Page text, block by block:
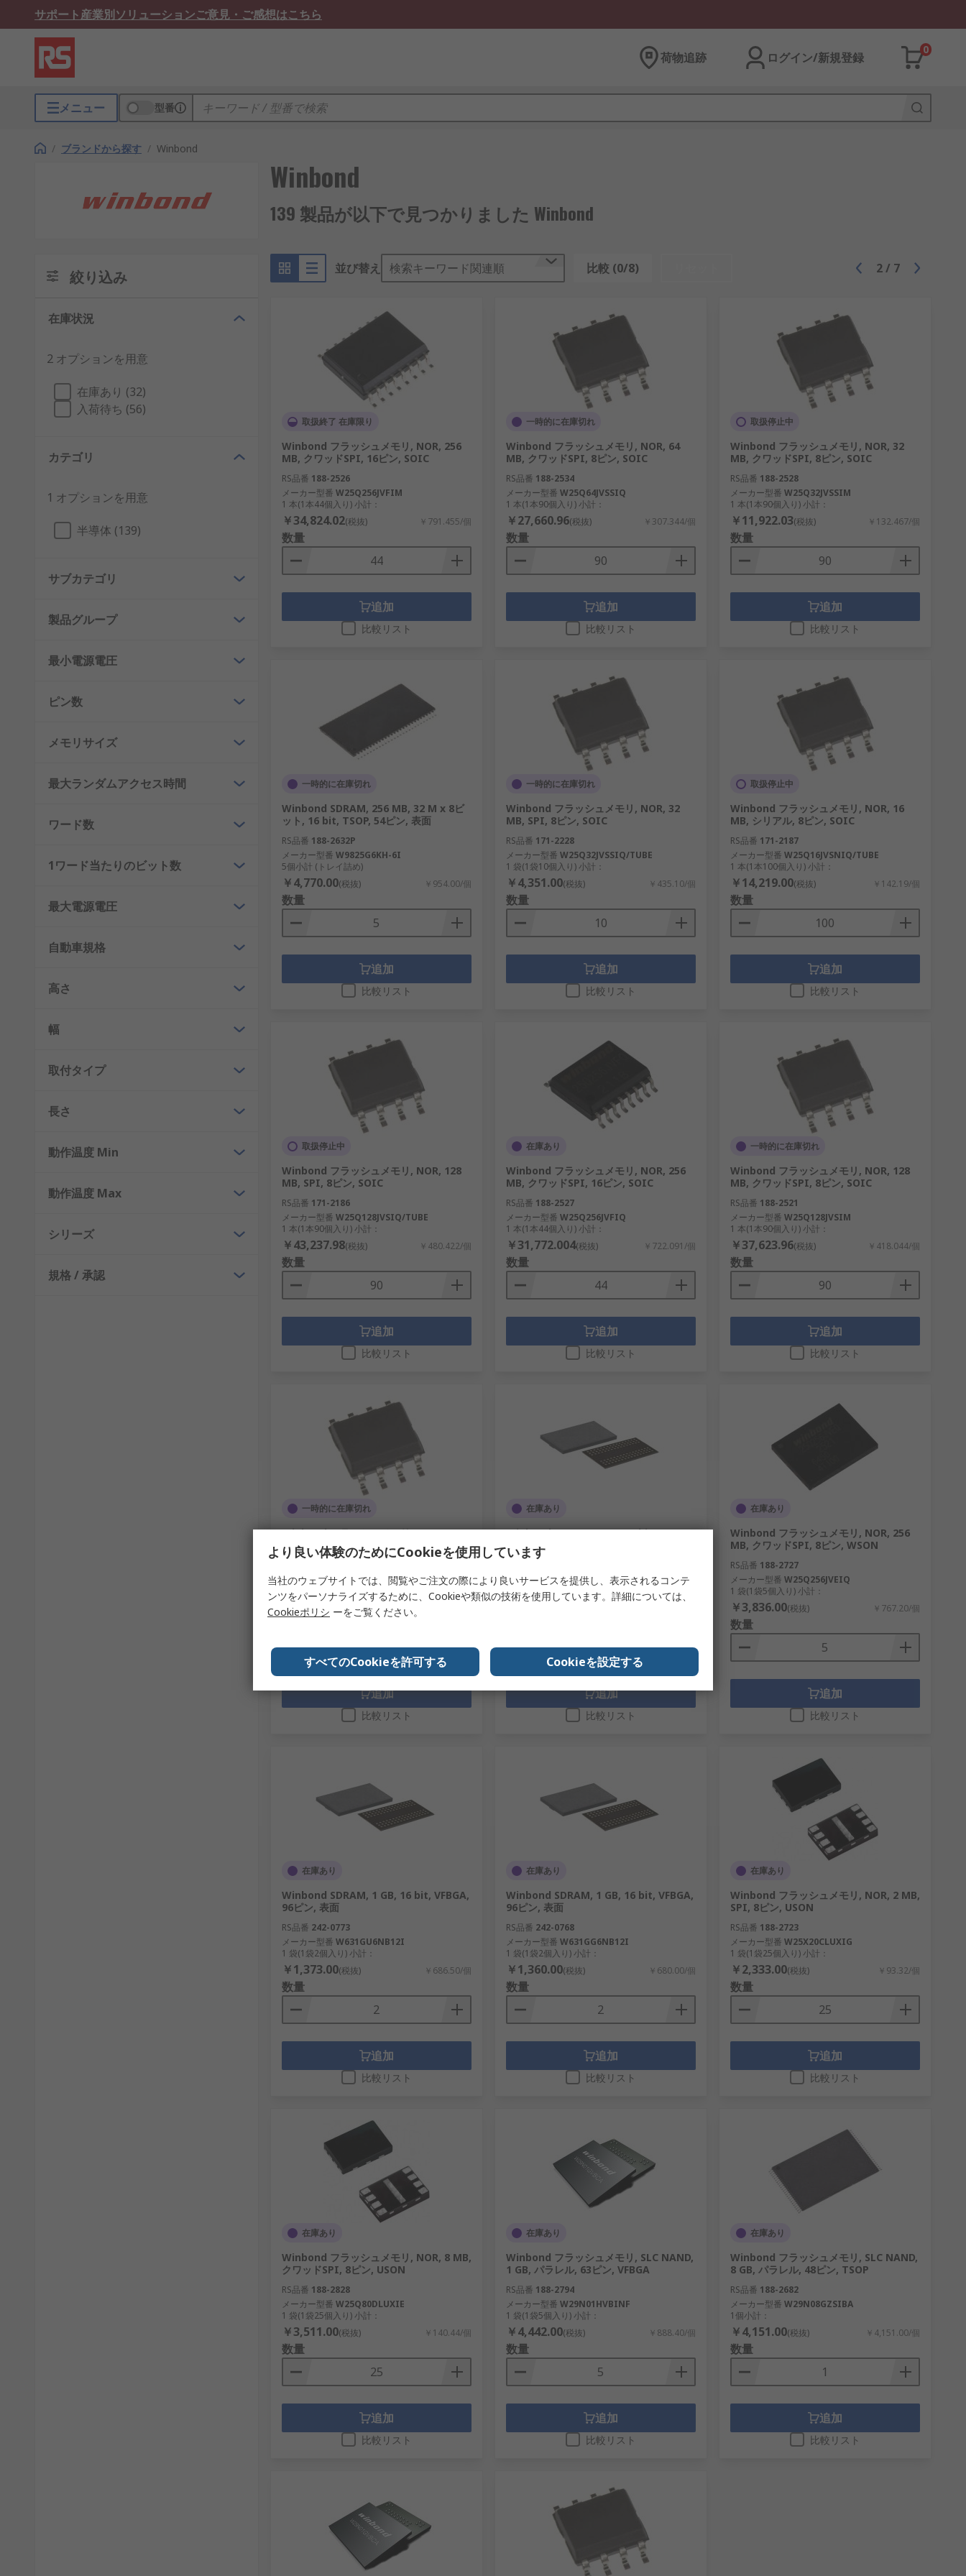
サポート産業別ソリューションご意見・ご感想はこちら
荷物追跡 ログイン/新規登録
0
メニュー 型番
/ ブランドから探す / Winbond
Winbond
139 製品が以下で見つかりました Winbond
絞り込み
在庫状況
2 オプションを用意
在庫あり (32)
入荷待ち (56)
カテゴリ
1 オプションを用意
半導体 (139)
サブカテゴリ
製品グループ
最小電源電圧
ピン数
メモリサイズ
最大ランダムアクセス時間
ワード数
1ワード当たりのビット数
最大電源電圧
自動車規格
高さ
幅
取付タイプ
長さ
動作温度 Min
動作温度 Max
シリーズ
規格 / 承認
並び替え 検索キーワード関連順 比較 (0/8) 2/ 7
取扱終了 在庫限り
Winbond フラッシュメモリ, NOR, 256
MB, クワッドSPI, 16ピン, SOIC
RS品番 188-2526
メーカー型番 W25Q256JVFIM
1 本(1本44個入り) 小計：
￥34,824.02(税抜) ￥791.455/個
数量
追加
比較リスト
一時的に在庫切れ
Winbond フラッシュメモリ, NOR, 64
MB, クワッドSPI, 8ピン, SOIC
RS品番 188-2534
メーカー型番 W25Q64JVSSIQ
1 本(1本90個入り) 小計：
￥27,660.96(税抜) ￥307.344/個
数量
追加
比較リスト
取扱停止中
Winbond フラッシュメモリ, NOR, 32
MB, クワッドSPI, 8ピン, SOIC
RS品番 188-2528
メーカー型番 W25Q32JVSSIM
1 本(1本90個入り) 小計：
￥11,922.03(税抜) ￥132.467/個
数量
追加
比較リスト
一時的に在庫切れ
Winbond SDRAM, 256 MB, 32 M x 8ビ
ット, 16 bit, TSOP, 54ピン, 表面
RS品番 188-2632P
メーカー型番 W9825G6KH-6I
5個小計 (トレイ詰め)
￥4,770.00(税抜) ￥954.00/個
数量
追加
比較リスト
一時的に在庫切れ
Winbond フラッシュメモリ, NOR, 32
MB, SPI, 8ピン, SOIC
RS品番 171-2228
メーカー型番 W25Q32JVSSIQ/TUBE
1 袋(1袋10個入り) 小計：
￥4,351.00(税抜) ￥435.10/個
数量
追加
比較リスト
取扱停止中
Winbond フラッシュメモリ, NOR, 16
MB, シリアル, 8ピン, SOIC
RS品番 171-2187
メーカー型番 W25Q16JVSNIQ/TUBE
1 本(1本100個入り) 小計：
￥14,219.00(税抜) ￥142.19/個
数量
追加
比較リスト
取扱停止中
Winbond フラッシュメモリ, NOR, 128
MB, SPI, 8ピン, SOIC
RS品番 171-2186
メーカー型番 W25Q128JVSIQ/TUBE
1 本(1本90個入り) 小計：
￥43,237.98(税抜) ￥480.422/個
数量
追加
比較リスト
在庫あり
Winbond フラッシュメモリ, NOR, 256
MB, クワッドSPI, 16ピン, SOIC
RS品番 188-2527
メーカー型番 W25Q256JVFIQ
1 本(1本44個入り) 小計：
￥31,772.004(税抜) ￥722.091/個
数量
追加
比較リスト
一時的に在庫切れ
Winbond フラッシュメモリ, NOR, 128
MB, クワッドSPI, 8ピン, SOIC
RS品番 188-2521
メーカー型番 W25Q128JVSIM
1 本(1本90個入り) 小計：
￥37,623.96(税抜) ￥418.044/個
数量
追加
比較リスト
一時的に在庫切れ
Winbond フラッシュメモリ, NOR, 16
MB, シリアル, 8ピン, SOIC
メーカー型番W25Q16JVSSIQ/TUBE
1 本(1本90個入り) 小計：
￥21,843.99(税抜)
追加
比較リスト
在庫あり
Winbond SDRAM, 1 GB, 16 bit, VFBGA,
78ピン, 表面
メーカー型番 W631GG8NB12I
1 袋(1袋2個入り) 小計：
￥1,407.00
追加
比較リスト
在庫あり
Winbond フラッシュメモリ, NOR, 256
MB, クワッドSPI, 8ピン, WSON
RS品番 188-2727
メーカー型番 W25Q256JVEIQ
1 袋(1袋5個入り) 小計：
￥3,836.00(税抜) ￥767.20/個
数量
追加
比較リスト
在庫あり
Winbond SDRAM, 1 GB, 16 bit, VFBGA,
96ピン, 表面
RS品番 242-0773
メーカー型番 W631GU6NB12I
1 袋(1袋2個入り) 小計：
￥1,373.00(税抜) ￥686.50/個
数量
追加
比較リスト
在庫あり
Winbond SDRAM, 1 GB, 16 bit, VFBGA,
96ピン, 表面
RS品番 242-0768
メーカー型番 W631GG6NB12I
1 袋(1袋2個入り) 小計：
￥1,360.00(税抜) ￥680.00/個
数量
追加
比較リスト
在庫あり
Winbond フラッシュメモリ, NOR, 2 MB,
SPI, 8ピン, USON
RS品番 188-2723
メーカー型番 W25X20CLUXIG
1 袋(1袋25個入り) 小計：
￥2,333.00(税抜) ￥93.32/個
数量
追加
比較リスト
在庫あり
Winbond フラッシュメモリ, NOR, 8 MB,
クワッドSPI, 8ピン, USON
RS品番 188-2828
メーカー型番 W25Q80DLUXIE
1 袋(1袋25個入り) 小計：
￥3,511.00(税抜) ￥140.44/個
数量
追加
比較リスト
在庫あり
Winbond フラッシュメモリ, SLC NAND,
1 GB, パラレル, 63ピン, VFBGA
RS品番 188-2794
メーカー型番 W29N01HVBINF
1 袋(1袋5個入り) 小計：
￥4,442.00(税抜) ￥888.40/個
数量
追加
比較リスト
在庫あり
Winbond フラッシュメモリ, SLC NAND,
8 GB, パラレル, 48ピン, TSOP
RS品番 188-2682
メーカー型番 W29N08GZSIBA
1個小計：
￥4,151.00(税抜) ￥4,151.00/個
数量
追加
比較リスト
より良い体験のためにCookieを使用しています
当社のウェブサイトでは、閲覧やご注文の際により良いサービスを提供し、表示されるコンテ
ンツをパーソナライズするために、Cookieや類似の技術を使用しています。詳細については、
Cookieポリシ ーをご覧ください。
すべてのCookieを許可する Cookieを設定する